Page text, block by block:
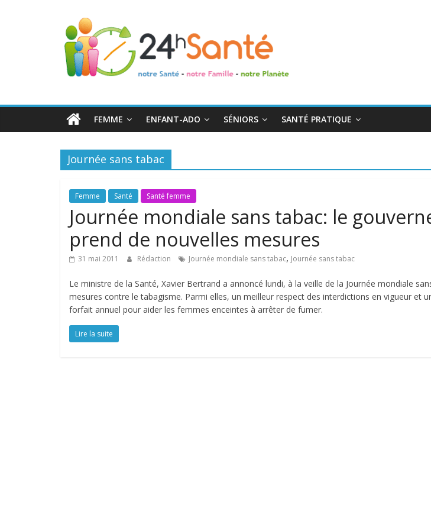
24h
Santé
toute
famille
FEMME ENFANT-ADO SÉNIORS SANTÉ PRATIQUE
Journée sans tabac
Femme Santé Santé femme
Journée mondiale sans tabac: le
prend de nouvelles mesures
31 mai 2011 Rédaction Journée mondiale sans tabac, Journée sans tabac
Le ministre de la Santé, Xavier Bertrand a annoncé lundi, à la veille de la Journée mondiale
mesures contre le tabagisme. Parmi elles, un meilleur respect des interdictions en vigueur et
forfait annuel pour aider les femmes enceintes à arrêter de fumer.
Lire la suite